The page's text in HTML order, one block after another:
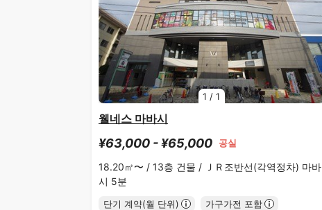
1 /1
웰네스 마바시
¥63,000 - ¥65,000 공실
18.20㎡〜 / 13층 건물 / ＪＲ조반선(각역정차) 마바
시 5분
단기 계약(월 단위)
가구가전 포함